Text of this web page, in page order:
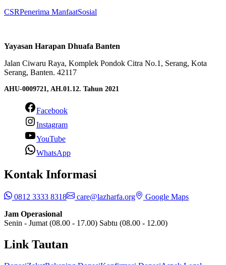
CSRPenerima ManfaatSosial
Yayasan Harapan Dhuafa Banten
Jalan Ciwaru Raya, Komplek Pondok Citra No.1, Serang, Kota
Serang, Banten. 42117
AHU-0009721, AH.01.12. Tahun 2021
Facebook
Instagram
YouTube
WhatsApp
Kontak Informasi
0812 3333 8318 care@lazharfa.org
Google Maps
Jam Operasional
Senin - Jumat (08.00 - 17.00) Sabtu (08.00 - 12.00)
Link Tautan